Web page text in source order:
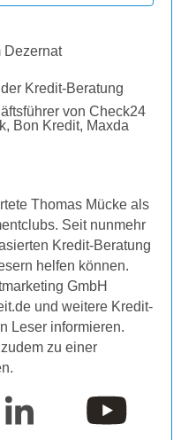
Dezernat
Kredit-Beratung
von Check24
Bon Kredit, Maxda
Thomas Mücke als
Seit nunmehr
Kredit-Beratung
helfen können.
GmbH
und weitere Kredit-
Leser informieren.
zu einer